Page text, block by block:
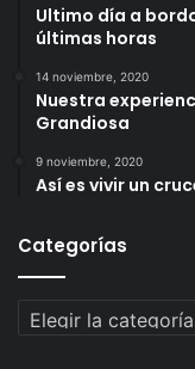
Ultimo día a
últimas horas
14 noviembre, 2020
Nuestra
Grandiosa
9 noviembre, 2020
Así es vivir un
Categorías
Categorías